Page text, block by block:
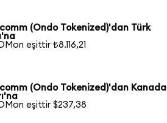
(Ondo Tokenized)'dan Türk
eşittir ₺8.116,21
(Ondo Tokenized)'dan Kanada
eşittir $237,38